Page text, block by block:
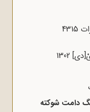
اصفهان
دامت شوکته